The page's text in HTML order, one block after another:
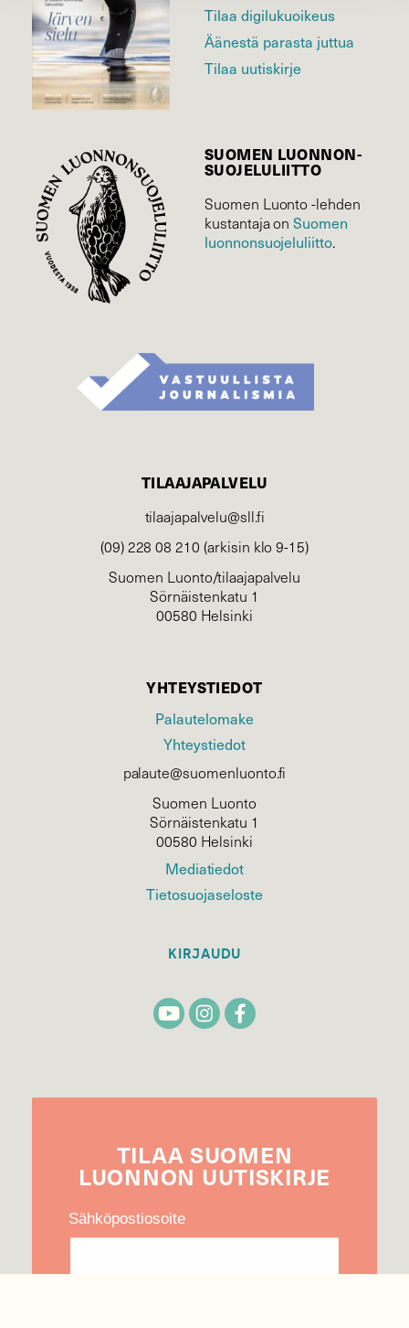
Tilaa digilukuoikeus
Äänestä parasta juttua
Tilaa uutiskirje
SUOMEN LUONNON­
SUOJELU­LIITTO
Suomen Luonto -lehden
kustantaja onSuomen
luonnonsuojelu­liitto.
TILAAJAPALVELU
tilaajapalvelu@sll.fi
(09) 228 08 210 (arkisin klo 9-15)
Suomen Luonto/tilaajapalvelu
Sörnäistenkatu 1
00580 Helsinki
YHTEYSTIEDOT
Palautelomake
Yhteystiedot
palaute@suomenluonto.fi
Suomen Luonto
Sörnäistenkatu 1
00580 Helsinki
Mediatiedot
Tietosuojaseloste
KIRJAUDU
TILAA SUOMEN
LUONNON UUTIS­KIRJE
Sähköpostiosoite